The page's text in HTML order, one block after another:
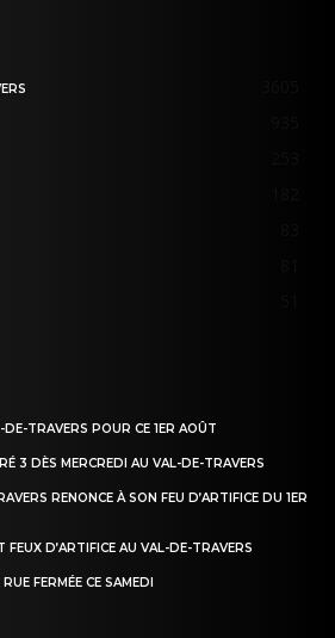
TRAVERS POUR CE 1ER AOÛT
3 DÈS MERCREDI AU VAL-DE-TRAVERS
RENONCE À SON FEU D’ARTIFICE DU 1ER
D’ARTIFICE AU VAL-DE-TRAVERS
FERMÉE CE SAMEDI